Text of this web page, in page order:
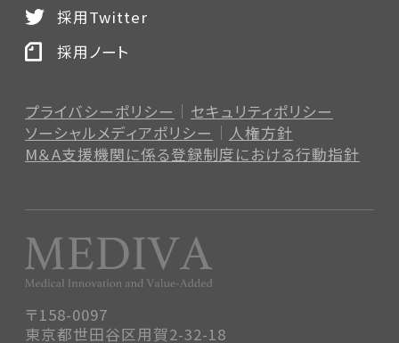
〒158-0097
東京都世田谷区用賀2-32-18
プライバシーポリシー
セキュリティポリシー
ソーシャルメディアポリシー
人権方針
M＆A支援機関に係る登録制度における行動指針
採用Twitter
採用ノート